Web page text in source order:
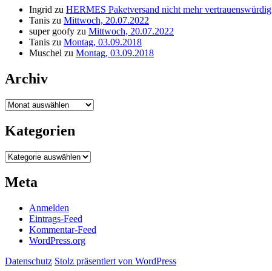
Ingrid zu HERMES Paketversand nicht mehr vertrauenswürdig
Tanis zu Mittwoch, 20.07.2022
super goofy zu Mittwoch, 20.07.2022
Tanis zu Montag, 03.09.2018
Muschel zu Montag, 03.09.2018
Archiv
Archiv
Kategorien
Kategorien
Meta
Anmelden
Eintrags-Feed
Kommentar-Feed
WordPress.org
Datenschutz Stolz präsentiert von WordPress